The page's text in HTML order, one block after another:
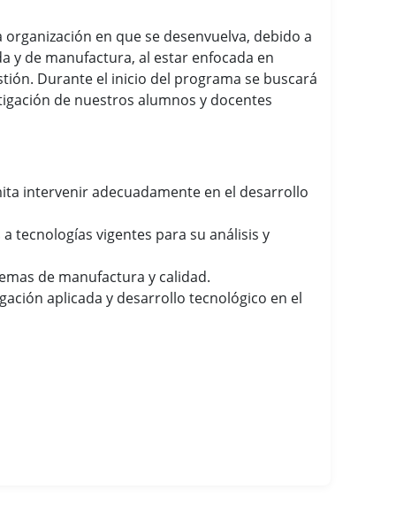
en que se desenvuelva, debido a
y de manufactura, al estar enfocada en
Durante el inicio del programa se buscará
de nuestros alumnos y docentes
intervenir adecuadamente en el desarrollo
tecnologías vigentes para su análisis y
de manufactura y calidad.
aplicada y desarrollo tecnológico en el